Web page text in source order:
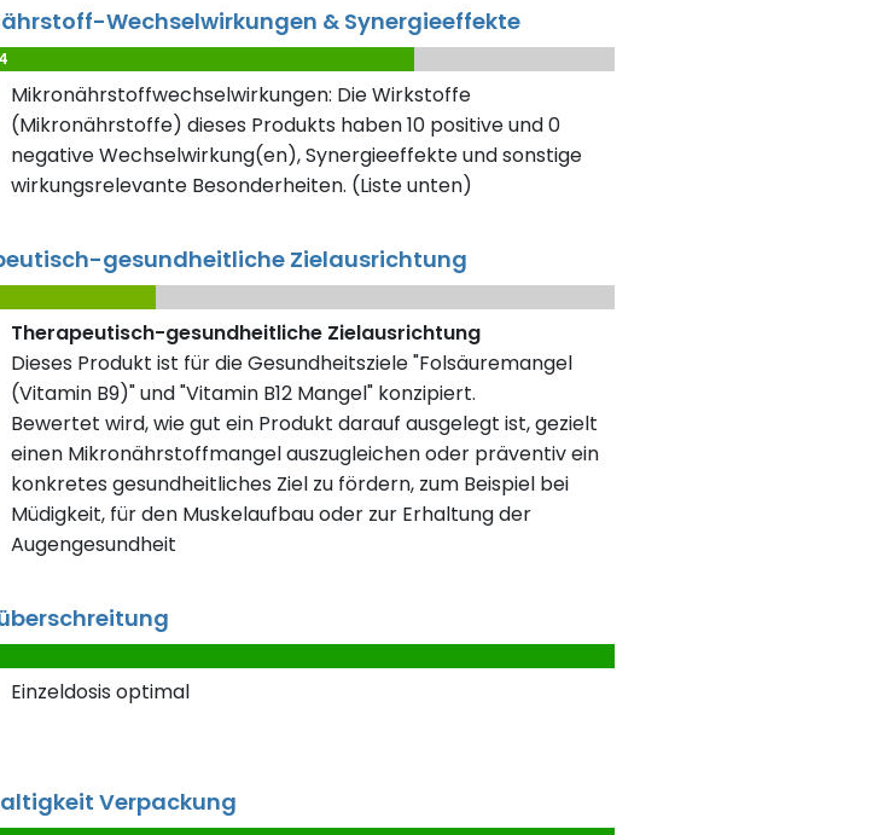
Wechselwirkungen & Synergieeffekte
Mikronährstoffwechselwirkungen: Die Wirkstoffe
(Mikronährstoffe) dieses Produkts haben 10 positive und 0
negative Wechselwirkung(en), Synergieeffekte und sonstige
wirkungsrelevante Besonderheiten. (Liste unten)
gesundheitliche Zielausrichtung
Therapeutisch-gesundheitliche Zielausrichtung
Dieses Produkt ist für die Gesundheitsziele "Folsäuremangel
(Vitamin B9)" und "Vitamin B12 Mangel" konzipiert.
Bewertet wird, wie gut ein Produkt darauf ausgelegt ist, gezielt
einen Mikronährstoffmangel auszugleichen oder präventiv ein
konkretes gesundheitliches Ziel zu fördern, zum Beispiel bei
Müdigkeit, für den Muskelaufbau oder zur Erhaltung der
Augengesundheit
Einzeldosis optimal
Verpackung